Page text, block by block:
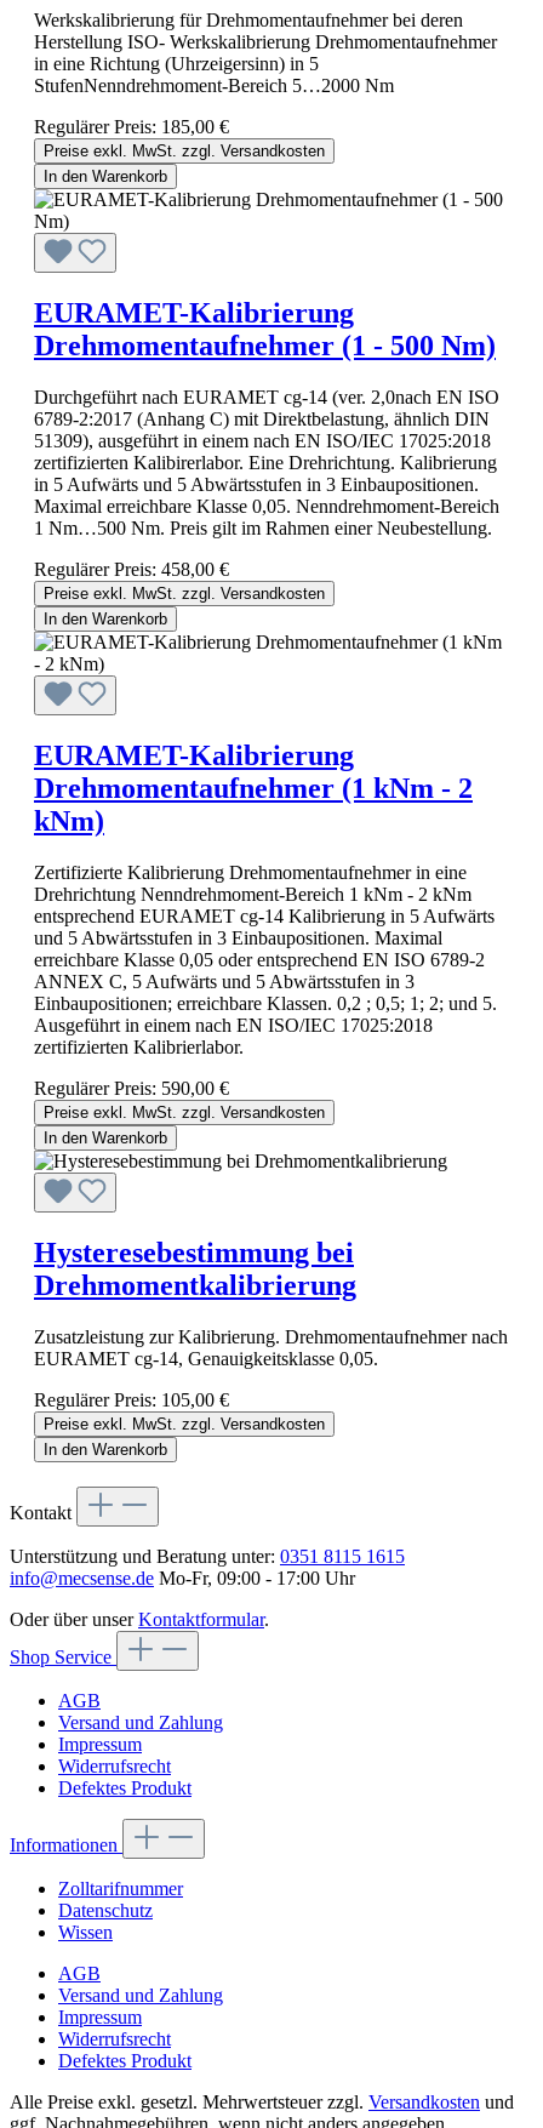
Werkskalibrierung für Drehmomentaufnehmer bei deren
Herstellung ISO- Werkskalibrierung Drehmomentaufnehmer
in eine Richtung (Uhrzeigersinn) in 5
StufenNenndrehmoment-Bereich 5…2000 Nm
Regulärer Preis: 185,00 €
Preise exkl. MwSt. zzgl. Versandkosten
In den Warenkorb
EURAMET-Kalibrierung
Drehmomentaufnehmer (1 - 500 Nm)
Durchgeführt nach EURAMET cg-14 (ver. 2,0nach EN ISO
6789-2:2017 (Anhang C) mit Direktbelastung, ähnlich DIN
51309), ausgeführt in einem nach EN ISO/IEC 17025:2018
zertifizierten Kalibirerlabor. Eine Drehrichtung. Kalibrierung
in 5 Aufwärts und 5 Abwärtsstufen in 3 Einbaupositionen.
Maximal erreichbare Klasse 0,05. Nenndrehmoment-Bereich
1 Nm…500 Nm. Preis gilt im Rahmen einer Neubestellung.
Regulärer Preis: 458,00 €
Preise exkl. MwSt. zzgl. Versandkosten
In den Warenkorb
EURAMET-Kalibrierung
Drehmomentaufnehmer (1 kNm - 2
kNm)
Zertifizierte Kalibrierung Drehmomentaufnehmer in eine
Drehrichtung Nenndrehmoment-Bereich 1 kNm - 2 kNm
entsprechend EURAMET cg-14 Kalibrierung in 5 Aufwärts
und 5 Abwärtsstufen in 3 Einbaupositionen. Maximal
erreichbare Klasse 0,05 oder entsprechend EN ISO 6789-2
ANNEX C, 5 Aufwärts und 5 Abwärtsstufen in 3
Einbaupositionen; erreichbare Klassen. 0,2 ; 0,5; 1; 2; und 5.
Ausgeführt in einem nach EN ISO/IEC 17025:2018
zertifizierten Kalibrierlabor.
Regulärer Preis: 590,00 €
Preise exkl. MwSt. zzgl. Versandkosten
In den Warenkorb
Hysteresebestimmung bei
Drehmomentkalibrierung
Zusatzleistung zur Kalibrierung. Drehmomentaufnehmer nach
EURAMET cg-14, Genauigkeitsklasse 0,05.
Regulärer Preis: 105,00 €
Preise exkl. MwSt. zzgl. Versandkosten
In den Warenkorb
Kontakt
Unterstützung und Beratung unter: 0351 8115 1615
info@mecsense.de Mo-Fr, 09:00 - 17:00 Uhr
Oder über unserKontaktformular.
Shop Service
AGB
Versand und Zahlung
Impressum
Widerrufsrecht
Defektes Produkt
Informationen
Zolltarifnummer
Datenschutz
Wissen
AGB
Versand und Zahlung
Impressum
Widerrufsrecht
Defektes Produkt
Alle Preise exkl. gesetzl. Mehrwertsteuer zzgl. Versandkosten und
ggf. Nachnahmegebühren, wenn nicht anders angegeben.